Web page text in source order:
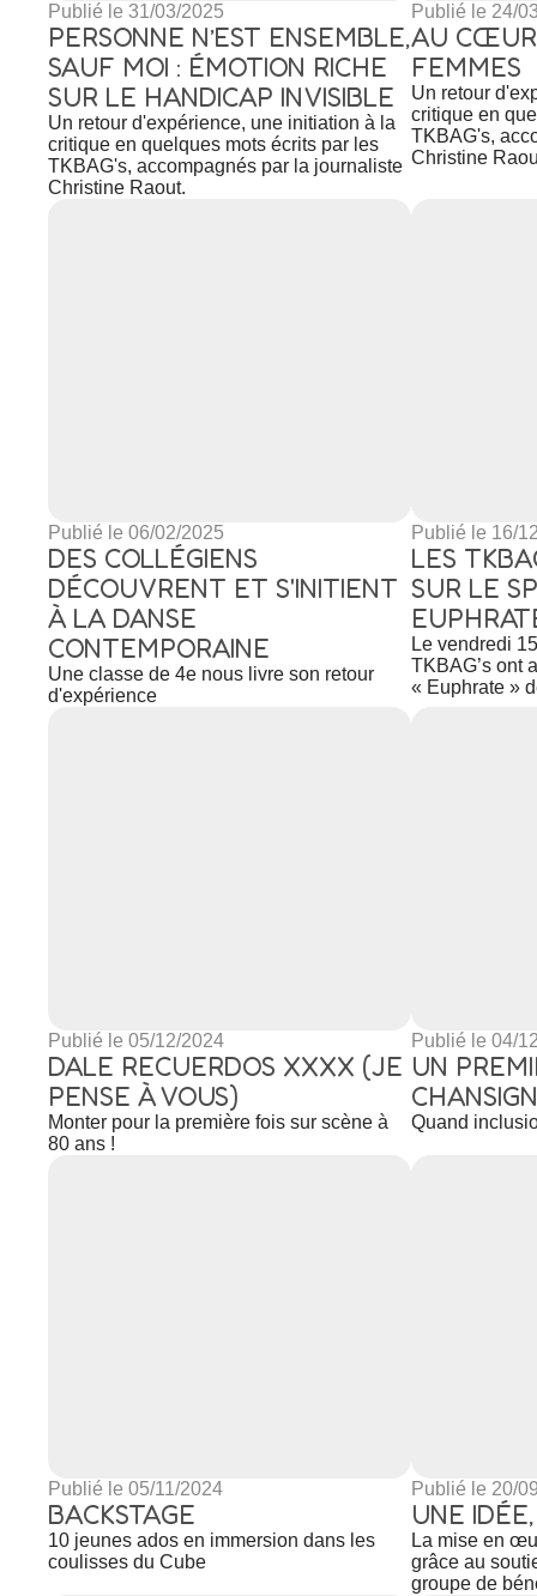
Publié le 31/03/2025
PERSONNE N’EST ENSEMBLE,
SAUF MOI : ÉMOTION RICHE
SUR LE HANDICAP INVISIBLE
Un retour d'expérience, une initiation à la
critique en quelques mots écrits par les
TKBAG's, accompagnés par la journaliste
Christine Raout.
Publié le 24/
AU CŒUR
FEMMES
Un retour
critique en
TKBAG's,
Christine
Publié le 06/02/2025
DES COLLÉGIENS
DÉCOUVRENT ET S'INITIENT
À LA DANSE
CONTEMPORAINE
Une classe de 4e nous livre son retour
d'expérience
Publié le 16/
LES
SUR LE
Le vendredi
TKBAG’s ont
« Euphrate »
Publié le 05/12/2024
DALE RECUERDOS XXXX (JE
PENSE À VOUS)
Monter pour la première fois sur scène à
80 ans !
Publié le 04/
UN
Quand
Publié le 05/11/2024
BACKSTAGE
10 jeunes ados en immersion dans les
coulisses du Cube
Publié le 20/
UNE
La mise en
grâce au
groupe de